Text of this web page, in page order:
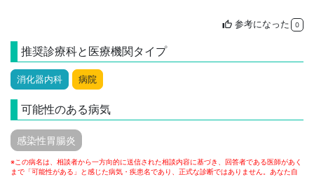
thumb_up 参考になった 0
推奨診療科と医療機関タイプ
消化器内科 病院
可能性のある病気
感染性胃腸炎
※この病名は、相談者から一方向的に送信された相談内容に基づき、回答者である医師があく
まで「可能性がある」と感じた病気・疾患名であり、正式な診断ではありません。あなた自